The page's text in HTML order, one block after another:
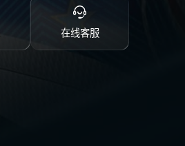
在线客服